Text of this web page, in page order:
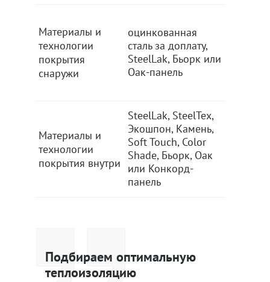
Материалы и
технологии
покрытия
снаружи
Материалы и
технологии
покрытия внутри
оцинкованная
сталь за доплату,
SteelLak, Бьорк или
Оак-панель
SteelLak, SteelTex,
Экошпон, Камень,
Soft Touch, Color
Shade, Бьорк, Оак
или Конкорд-
панель
Подбираем оптимальную
теплоизоляцию